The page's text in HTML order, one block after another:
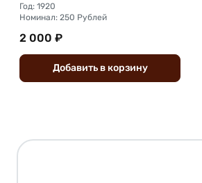
Год: 1920
Номинал: 250 Рублей
2 000 ₽
Добавить вкорзину